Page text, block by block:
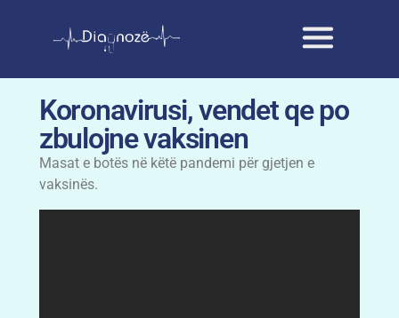
Koronavirusi, vendet qe po
zbulojne vaksinen
Masat e botës në këtë pandemi për gjetjen e
vaksinës.